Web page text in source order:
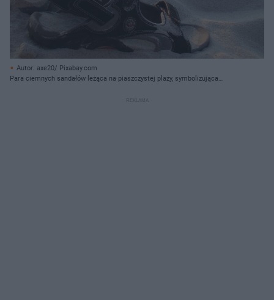
Autor: axe20/ Pixabay.com
Para ciemnych sandałów leżąca na piaszczystej plaży, symbolizująca
pracowników, o którym przeczytasz więcej na portalu Super Biznes.